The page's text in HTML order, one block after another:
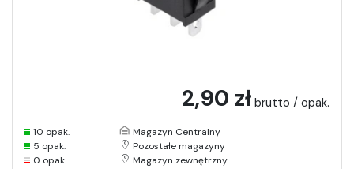
2,90 zł brutto / opak.
10 opak.
Magazyn Centralny
5 opak.
Pozostałe magazyny
0 opak.
Magazyn zewnętrzny